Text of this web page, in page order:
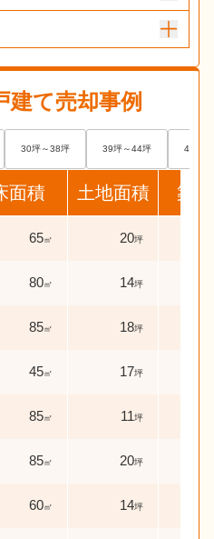
建て売却事例
30坪～38坪 39坪～44坪 45坪
面積 土地面積 築
65㎡ 20坪
80㎡ 14坪
85㎡ 18坪
45㎡ 17坪
85㎡ 11坪
85㎡ 20坪
60㎡ 14坪